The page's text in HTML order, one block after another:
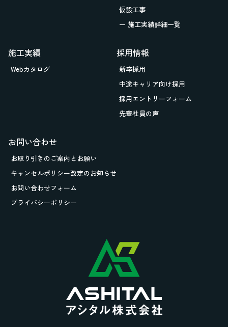
仮設工事
ー 施工実績詳細一覧
施工実績
Webカタログ
採用情報
新卒採用
中途キャリア向け採用
採用エントリーフォーム
先輩社員の声
お問い合わせ
お取り引きのご案内とお願い
キャンセルポリシー改定のお知らせ
お問い合わせフォーム
プライバシーポリシー